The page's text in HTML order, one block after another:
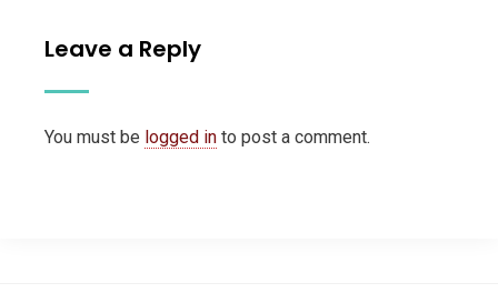
Leave a Reply
You must be logged in to post a comment.